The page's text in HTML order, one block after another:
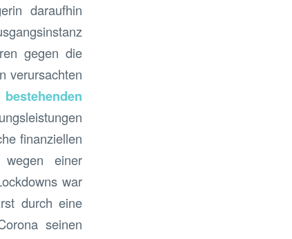
daraufhin
gegen die
verursachten
finanziellen
einer
war
durch eine
seinen